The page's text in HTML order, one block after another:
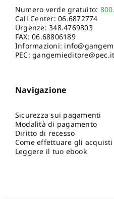
Numero verde gratuito:
Call Center:06.6872774
Urgenze:348.4769803
FAX: 06.68806189
Informazioni:
PEC: gangemieditore@pec.it
Navigazione
Sicurezza sui pagamenti
Modalità di pagamento
Diritto di recesso
Come effettuare gli acquisti
Leggere il tuo ebook